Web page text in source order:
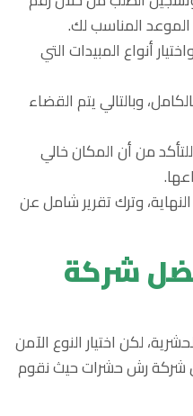
أنواع المبيدات التي
وبالتالي يتم القضاء
من أن المكان خالي
وترك تقرير شامل عن
شركة
لكن اختيار النوع الآمن
رش حشرات حيث نقوم